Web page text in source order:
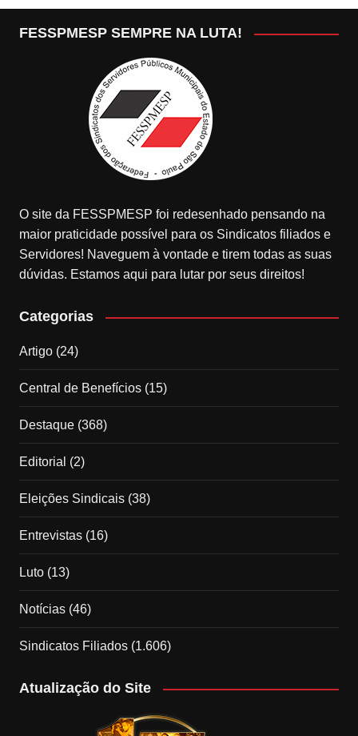
FESSPMESP SEMPRE NA LUTA!
O site da FESSPMESP foi redesenhado pensando na
maior praticidade possível para os Sindicatos filiados e
Servidores! Naveguem à vontade e tirem todas as suas
dúvidas. Estamos aqui para lutar por seus direitos!
Categorias
Artigo(24)
Central de Benefícios(15)
Destaque(368)
Editorial (2)
Eleições Sindicais(38)
Entrevistas(16)
Luto(13)
Notícias(46)
Sindicatos Filiados(1.606)
Atualização do Site